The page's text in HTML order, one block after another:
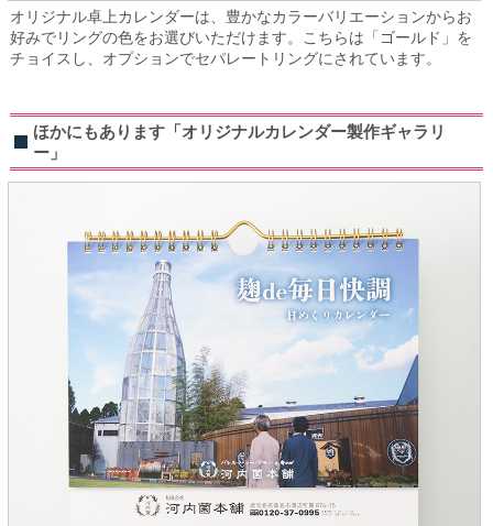
オリジナル卓上カレンダーは、豊かなカラーバリエーションからお
好みでリングの色をお選びいただけます。こちらは「ゴールド」を
チョイスし、オプションでセパレートリングにされています。
ほかにもあります「オリジナルカレンダー製作ギャラリ
ー」